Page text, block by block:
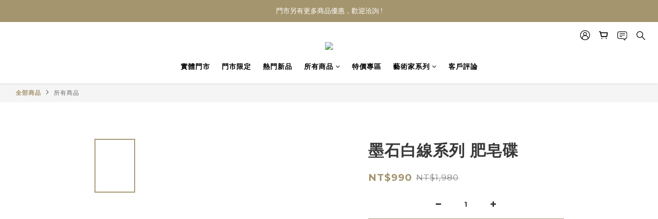
門市另有更多商品優惠，歡迎洽詢 !
實體門市 門市限定 熱門新品 所有商品 特價專區 藝術家系列 客戶評論
全部商品 所有商品
墨石白線系列 肥皂碟
NT$990 NT$1,980